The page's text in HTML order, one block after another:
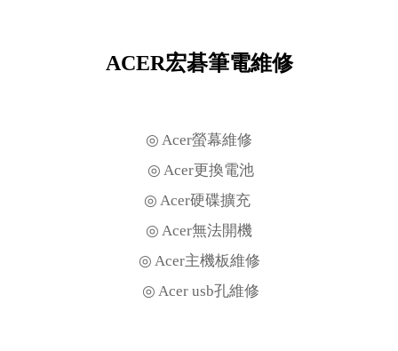
ACER宏碁筆電維修
◎ Acer螢幕維修
◎ Acer更換電池
◎ Acer硬碟擴充
◎ Acer無法開機
◎ Acer主機板維修
◎ Acer usb孔維修